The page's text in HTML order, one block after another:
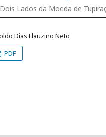
Lados da Moeda de
Dias Flauzino Neto
PDF